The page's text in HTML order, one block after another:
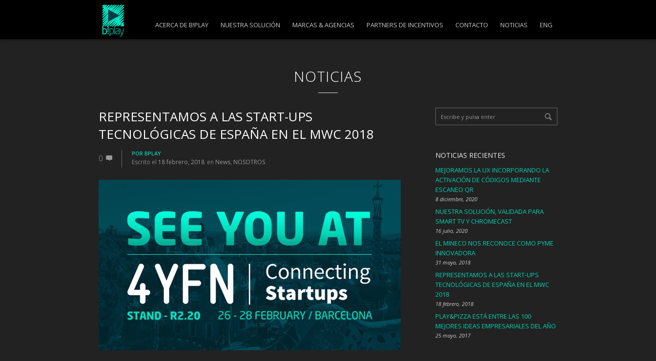
ACERCA DE B!PLAY NUESTRA SOLUCIÓN MARCAS & AGENCIAS PARTNERS DE INCENTIVOS CONTACTO NOTICIAS ENG
NOTICIAS
REPRESENTAMOS A LAS START-UPS
TECNOLÓGICAS DE ESPAÑA EN EL MWC 2018
0 POR BPLAY
Escrito el 18 febrero, 2018 en News, NOSOTROS
NOTICIAS RECIENTES
MEJORAMOS LA UX INCORPORANDO LA
ACTIVACIÓN DE CÓDIGOS MEDIANTE
ESCANEO QR
8 diciembre, 2020
NUESTRA SOLUCIÓN, VALIDADA PARA
SMART TV Y CHROMECAST
16 julio, 2020
EL MINECO NOS RECONOCE COMO PYME
INNOVADORA
31 mayo, 2018
REPRESENTAMOS A LAS START-UPS
TECNOLÓGICAS DE ESPAÑA EN EL MWC
2018
18 febrero, 2018
PLAY&PIZZA ESTÁ ENTRE LAS 100
MEJORES IDEAS EMPRESARIALES DEL AÑO
25 mayo, 2017